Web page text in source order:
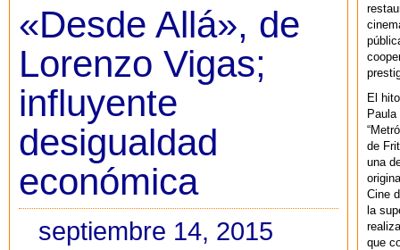
«Desde Allá», de
Lorenzo Vigas;
influyente
desigualdad
económica
septiembre 14, 2015
El
de
una
Cine
la
que